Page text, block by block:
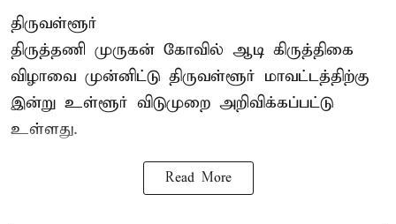
திருவள்ளூர்
திருத்தணி முருகன் கோவில் ஆடி கிருத்திகை
விழாவை முன்னிட்டு திருவள்ளூர் மாவட்டத்திற்கு
இன்று உள்ளூர் விடுமுறை அறிவிக்கப்பட்டு
உள்ளது.
Read More